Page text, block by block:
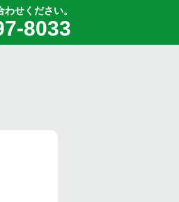
せください。
8033